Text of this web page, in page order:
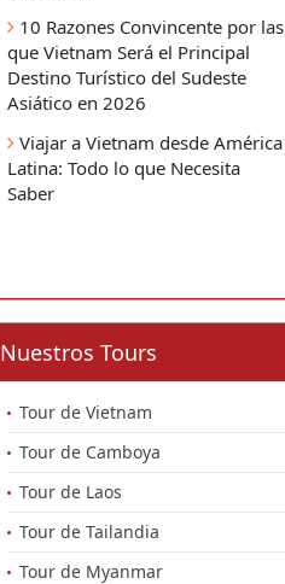
10 Razones Convincente por las
que Vietnam Será el Principal
Destino Turístico del Sudeste
Asiático en 2026
Viajar a Vietnam desde América
Latina: Todo lo que Necesita
Saber
Nuestros Tours
Tour de Vietnam
Tour de Camboya
Tour de Laos
Tour de Tailandia
Tour de Myanmar